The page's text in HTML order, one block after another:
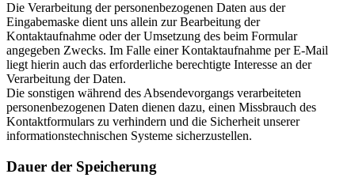
Die Verarbeitung der personenbezogenen Daten aus der
Eingabemaske dient uns allein zur Bearbeitung der
Kontaktaufnahme oder der Umsetzung des beim Formular
angegeben Zwecks. Im Falle einer Kontaktaufnahme per E-Mail
liegt hierin auch das erforderliche berechtigte Interesse an der
Verarbeitung der Daten.
Die sonstigen während des Absendevorgangs verarbeiteten
personenbezogenen Daten dienen dazu, einen Missbrauch des
Kontaktformulars zu verhindern und die Sicherheit unserer
informationstechnischen Systeme sicherzustellen.
Dauer der Speicherung